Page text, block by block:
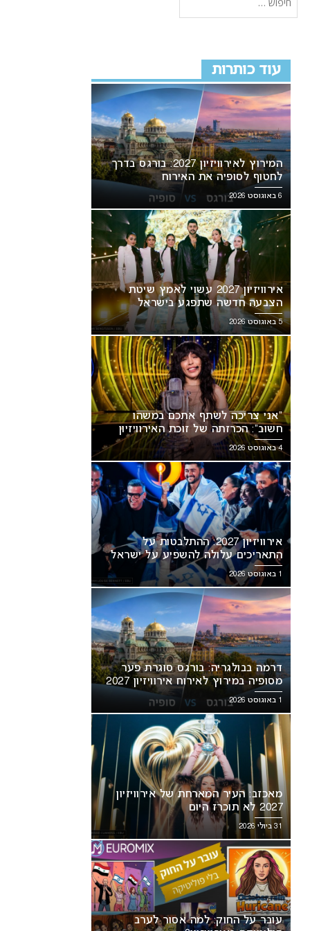
העיר המארחת של אירוויזיון
עובר על החוק: למה אסור לערב
פוליטיקה באירוויזיון?
עוד כותרות
המירוץ לאירוויזיון 2027: בורגס בדרך
לחטוף לסופיה את האירוח
6 באוגוסט 2026
אירוויזיון 2027 עשוי לאמץ שיטת
הצבעה חדשה שתפגע בישראל
5 באוגוסט 2026
“אני צריכה לשתף אתכם במשהו
חשוב”: הכרזתה של זוכת האירוויזיון
מסעירה את הרשת
4 באוגוסט 2026
אירוויזיון 2027: ההתלבטות על
התאריכים עלולה להשפיע על ישראל
1 באוגוסט 2026
דרמה בבולגריה: בורגס סוגרת פער
מסופיה במירוץ לאירוח אירוויזיון 2027
1 באוגוסט 2026
מאכזב: העיר המארחת של אירוויזיון
2027 לא תוכרז היום
31 ביולי 2026
עובר על החוק: למה אסור לערב